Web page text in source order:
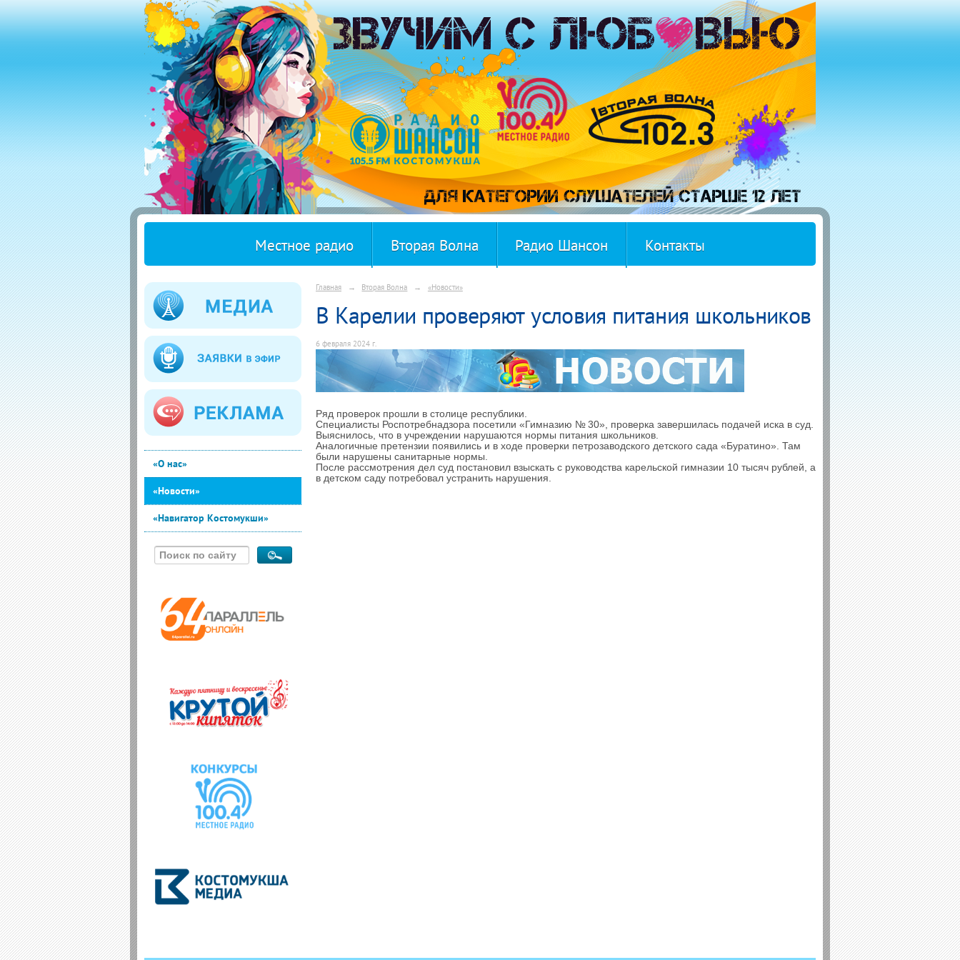
Местное радио Вторая Волна Радио Шансон Контакты
«О нас»
«Новости»
«Навигатор Костомукши»
Главная → Вторая Волна → «Новости»
В Карелии проверяют условия питания школьников
6 февраля 2024 г.
Ряд проверок прошли в столице республики.
Специалисты Роспотребнадзора посетили «Гимназию № 30», проверка завершилась подачей иска в суд.
Выяснилось, что в учреждении нарушаются нормы питания школьников.
Аналогичные претензии появились и в ходе проверки петрозаводского детского сада «Буратино». Там
были нарушены санитарные нормы.
После рассмотрения дел суд постановил взыскать с руководства карельской гимназии 10 тысяч рублей, а
в детском саду потребовал устранить нарушения.